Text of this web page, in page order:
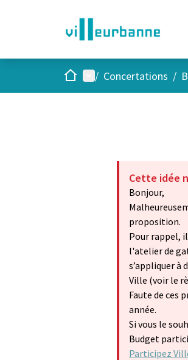
AccueilMenu principal
/ Concertations /
Cette idée
Bonjour,
proposition.
Pour rappel,
l'atelier de
s’appliquer à
Ville (voir le
Faute de ces
année.
Si vous le
Budget
Participez